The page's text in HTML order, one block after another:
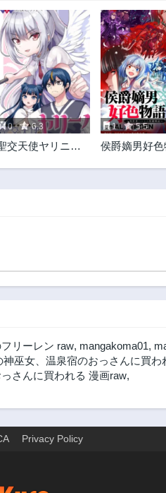
0 6.3
交天使ヤリニク
1 5.5
侯爵嫡男好色
リーレン raw, mangakoma01,
神巫女、温泉宿のおっさんに買わ
さんに買われる 漫画raw,
Privacy Policy